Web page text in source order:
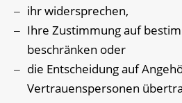
ihr widersprechen,
Ihre Zustimmung auf
beschränken oder
die Entscheidung auf
Vertrauenspersonen